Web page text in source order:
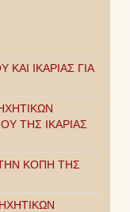
ΙΚΑΡΙΑΣ ΓΙΑ
ΤΗΣ ΙΚΑΡΙΑΣ
ΚΟΠΗ ΤΗΣ